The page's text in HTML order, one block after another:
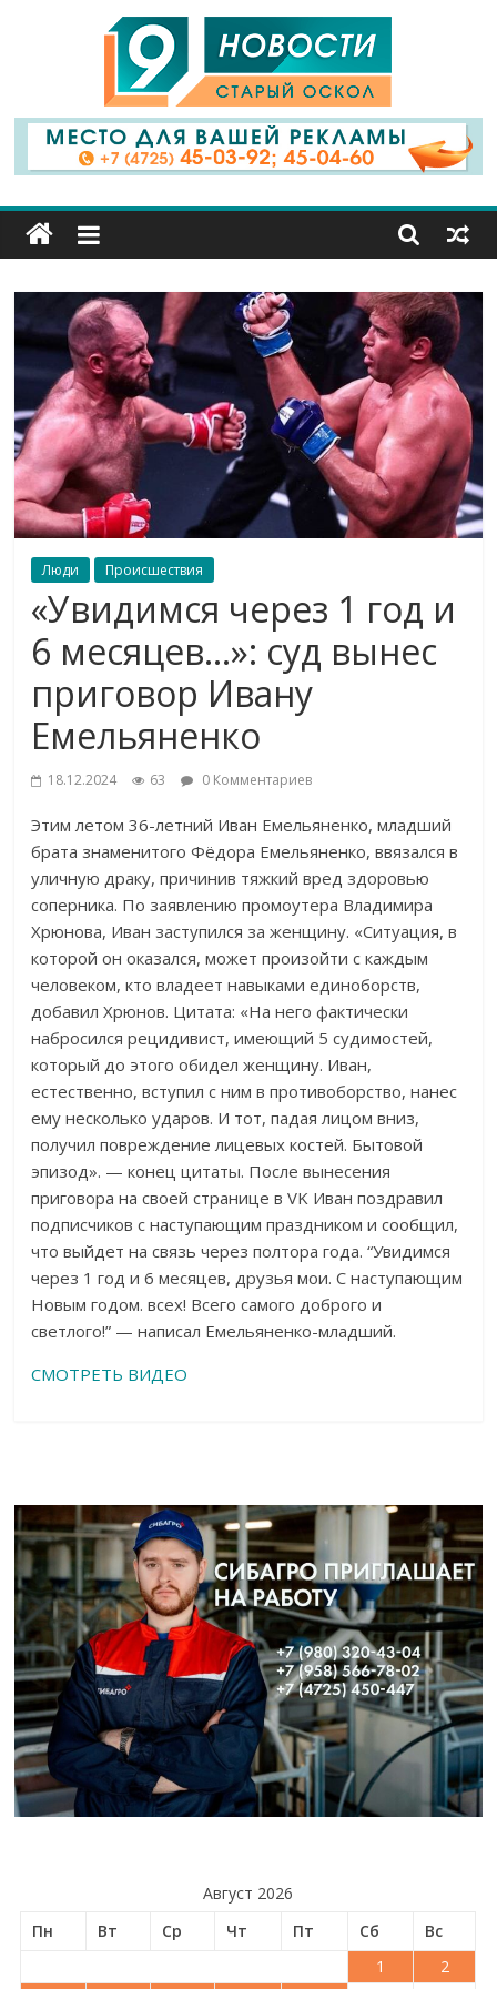
9
Канал
Старый
Оскол
Люди Происшествия
«Увидимся через 1 год и
6 месяцев…»: суд вынес
приговор Ивану
Емельяненко
18.12.2024 63 0 Комментариев
Этим летом 36-летний Иван Емельяненко, младший
брата знаменитого Фёдора Емельяненко, ввязался в
уличную драку, причинив тяжкий вред здоровью
соперника. По заявлению промоутера Владимира
Хрюнова, Иван заступился за женщину. «Ситуация, в
которой он оказался, может произойти с каждым
человеком, кто владеет навыками единоборств,
добавил Хрюнов. Цитата: «На него фактически
набросился рецидивист, имеющий 5 судимостей,
который до этого обидел женщину. Иван,
естественно, вступил с ним в противоборство, нанес
ему несколько ударов. И тот, падая лицом вниз,
получил повреждение лицевых костей. Бытовой
эпизод». — конец цитаты. После вынесения
приговора на своей странице в VK Иван поздравил
подписчиков с наступающим праздником и сообщил,
что выйдет на связь через полтора года. “Увидимся
через 1 год и 6 месяцев, друзья мои. С наступающим
Новым годом. всех! Всего самого доброго и
светлого!” — написал Емельяненко-младший.
СМОТРЕТЬ ВИДЕО
Август 2026
Пн
Вт Ср Чт Пт Сб
Вс
1
2